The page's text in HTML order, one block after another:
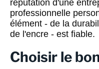
réputation d'une
professionnelle
élément - de la
de l'encre - est fiable.
Choisir le